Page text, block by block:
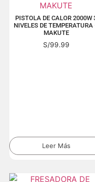
PISTOLA DE CALOR 2000W
NIVELES DE TEMPERATURA
MAKUTE
S/99.99
Leer Más